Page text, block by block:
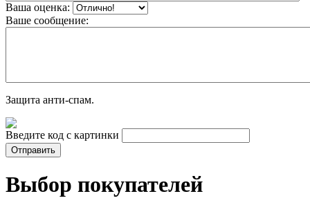
Ваша оценка:
Ваше сообщение:
Защита анти-спам.
Введите код с картинки
Выбор покупателей